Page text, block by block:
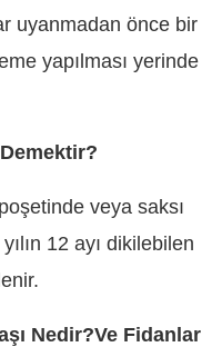
uyanmadan önce bir
yapılması yerinde
veya saksı
12 ayı dikilebilen
Nedir?Ve Fidanlar